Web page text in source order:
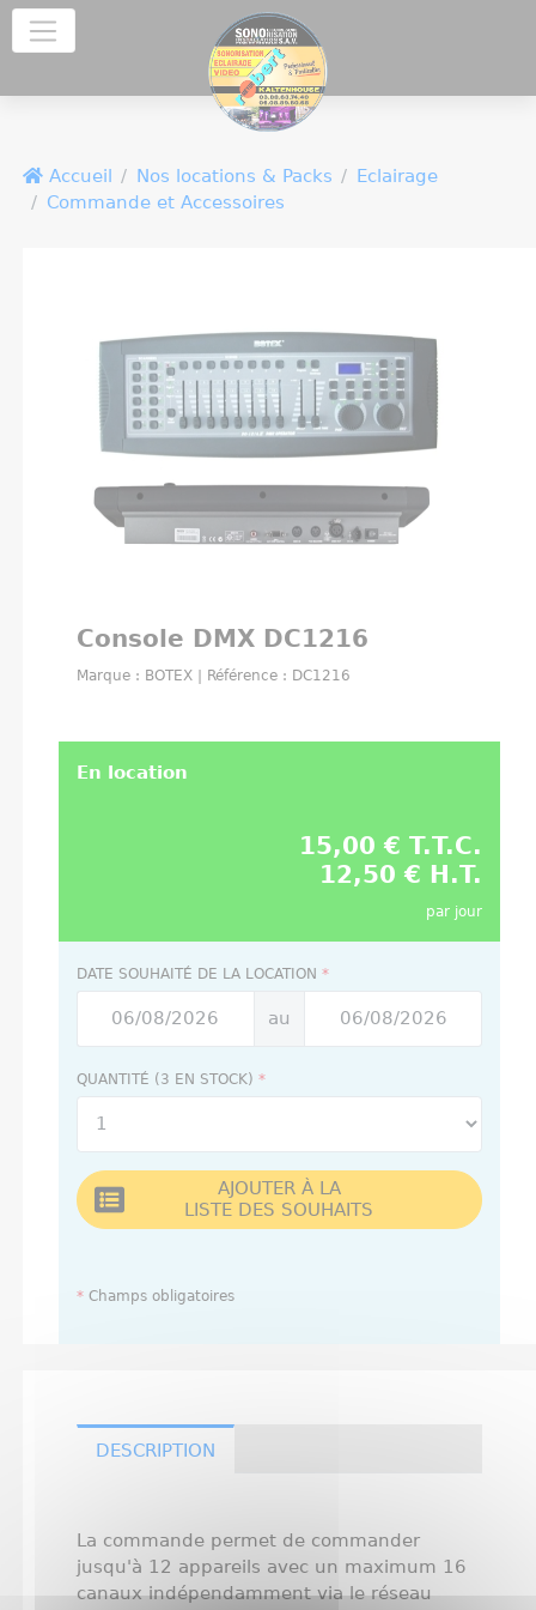
Accueil Nos locations & Packs
Eclairage
Commande et Accessoires
Console DMX DC1216
Marque : BOTEX | Référence : DC1216
En location
15,00 € T.T.C.
12,50 € H.T.
par jour
DATE SOUHAITÉ DE LA LOCATION *
au
QUANTITÉ (3 EN STOCK) *
AJOUTER À LA
LISTE DES SOUHAITS
*Champs obligatoires
DESCRIPTION
La commande permet de commander
jusqu'à 12 appareils avec un maximum 16
canaux indépendamment via le réseau
Panneau de gestion des cookies